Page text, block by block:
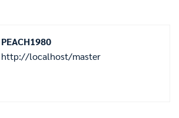
PEACH1980
http://localhost/master